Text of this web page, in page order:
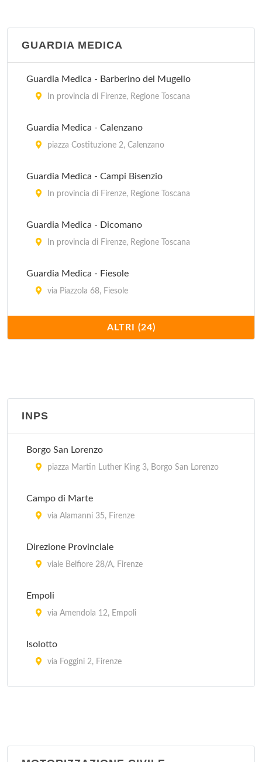
GUARDIA MEDICA
Guardia Medica - Barberino del Mugello
In provincia di Firenze, Regione Toscana
Guardia Medica - Calenzano
piazza Costituzione 2, Calenzano
Guardia Medica - Campi Bisenzio
In provincia di Firenze, Regione Toscana
Guardia Medica - Dicomano
In provincia di Firenze, Regione Toscana
Guardia Medica - Fiesole
via Piazzola 68, Fiesole
Guardia Medica - Fiorenzuola
piazza della Misericordia 1, Fiorenzuola
Guardia Medica - Firenze Quartiere 1
Guardia Medica - Firenze Quartiere 2
Guardia Medica - Firenze Quartiere 3
Guardia Medica - Firenze Quartiere 3 Gavinana
ALTRI (24)
INPS
Borgo San Lorenzo
piazza Martin Luther King 3, Borgo San Lorenzo
Campo di Marte
via Alamanni 35, Firenze
Direzione Provinciale
viale Belfiore 28/A, Firenze
Empoli
via Amendola 12, Empoli
Isolotto
via Foggini 2, Firenze
via del Rimaggio 143, Sesto Fiorentino